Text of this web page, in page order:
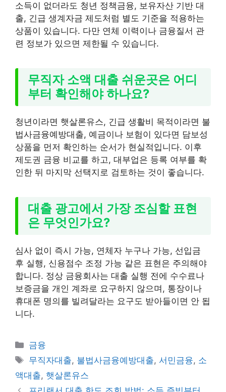
소득이 없더라도 청년 정책금융, 보유자산 기반 대
출, 긴급 생계자금 제도처럼 별도 기준을 적용하는
상품이 있습니다. 다만 연체 이력이나 금융질서 관
련 정보가 있으면 제한될 수 있습니다.
무직자 소액 대출 쉬운곳은 어디
부터 확인해야 하나요?
청년이라면 햇살론유스, 긴급 생활비 목적이라면 불
법사금융예방대출, 예금이나 보험이 있다면 담보성
상품을 먼저 확인하는 순서가 현실적입니다. 이후
제도권 금융 비교를 하고, 대부업은 등록 여부를 확
인한 뒤 마지막 선택지로 검토하는 것이 좋습니다.
대출 광고에서 가장 조심할 표현
은 무엇인가요?
심사 없이 즉시 가능, 연체자 누구나 가능, 선입금
후 실행, 신용점수 조정 가능 같은 표현은 주의해야
합니다. 정상 금융회사는 대출 실행 전에 수수료나
보증금을 개인 계좌로 요구하지 않으며, 통장이나
휴대폰 명의를 빌려달라는 요구도 받아들이면 안 됩
니다.
카
테
고
리
금융
태
그
무직자대출, 불법사금융예방대출, 서민금융, 소
액대출, 햇살론유스